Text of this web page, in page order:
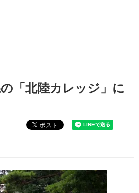
「北陸カレッジ」に
ポスト